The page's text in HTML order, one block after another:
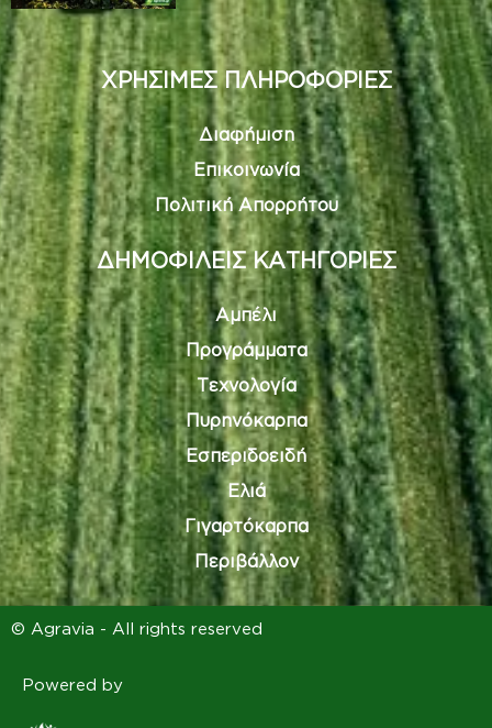
ΧΡΗΣΙΜΕΣ ΠΛΗΡΟΦΟΡΙΕΣ
Διαφήμιση
Επικοινωνία
Πολιτική Απορρήτου
ΔΗΜΟΦΙΛΕΙΣ ΚΑΤΗΓΟΡΙΕΣ
Αμπέλι
Προγράμματα
Τεχνολογία
Πυρηνόκαρπα
Εσπεριδοειδή
Ελιά
Γιγαρτόκαρπα
Περιβάλλον
© Agravia - All rights reserved
Powered by